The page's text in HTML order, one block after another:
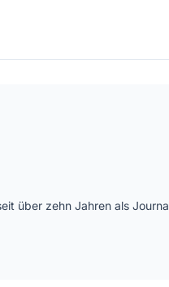
über zehn Jahren als